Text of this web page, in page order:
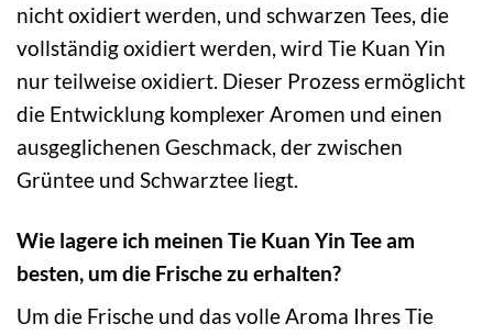
nicht oxidiert werden, und schwarzen Tees, die
vollständig oxidiert werden, wird Tie Kuan Yin
nur teilweise oxidiert. Dieser Prozess ermöglicht
die Entwicklung komplexer Aromen und einen
ausgeglichenen Geschmack, der zwischen
Grüntee und Schwarztee liegt.
Wie lagere ich meinen Tie Kuan Yin Tee am
besten, um die Frische zu erhalten?
Um die Frische und das volle Aroma Ihres Tie